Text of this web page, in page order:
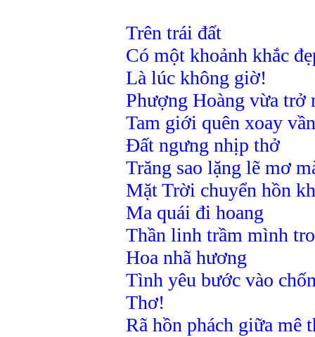
Trên trái đất
Có một khoảnh khắc
Là lúc không giờ!
Phượng Hoàng vừa trở
Tam giới quên xoay vần
Đất ngưng nhịp thở
Trăng sao lặng lẽ mơ
Mặt Trời chuyển hồn
Ma quái đi hoang
Thần linh trầm mình
Hoa nhã hương
Tình yêu bước vào
Thơ!
Rã hồn phách giữa mê